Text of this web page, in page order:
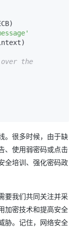
the
。很多时候，由于缺
、使用弱密码或点击
全培训、强化密码政
要我们共同关注并采
加密技术和提高安全
胁。记住，网络安全